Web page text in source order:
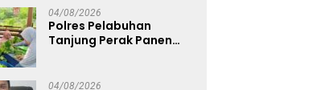
Ekstasi
04/08/2026
Polres Pelabuhan
Tanjung Perak Panen
Ketahanan Pangan
04/08/2026